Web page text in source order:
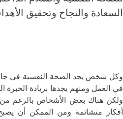
السعادة والنجاح وتحقيق
وكل شخص يجد الصحة النفسية في
في العمل ومنهم يجدها بزيادة الخبرة
ولكن هناك بعض الأشخاص بالرغم من
أفكار متشائمة ومن الممكن أن